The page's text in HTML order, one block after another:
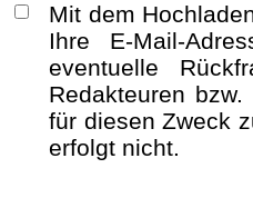
Mit dem
Ihre E-Mail-
eventuelle
Redakteuren
für diesen Zweck
erfolgt nicht.